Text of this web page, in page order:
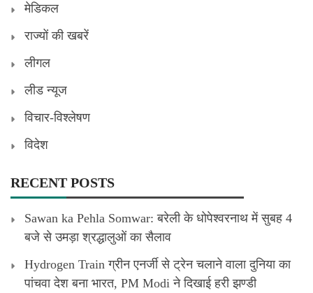
मेडिकल
राज्यों की खबरें
लीगल
लीड न्यूज
विचार-विश्लेषण
विदेश
RECENT POSTS
Sawan ka Pehla Somwar: बरेली के धोपेश्वरनाथ में सुबह 4
बजे से उमड़ा श्रद्धालुओं का सैलाव
Hydrogen Train ग्रीन एनर्जी से ट्रेन चलाने वाला दुनिया का
पांचवा देश बना भारत, PM Modi ने दिखाई हरी झण्डी